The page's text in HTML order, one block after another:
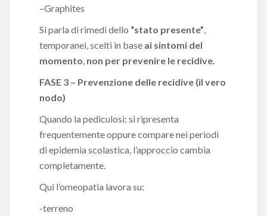
–Graphites
Si parla di rimedi dello “stato presente”,
temporanei, scelti in base ai sintomi del
momento, non per prevenire le recidive.
FASE 3 – Prevenzione delle recidive (il vero
nodo)
Quando la pediculosi: si ripresenta
frequentemente oppure compare nei periodi
di epidemia scolastica, l’approccio cambia
completamente.
Qui l’omeopatia lavora su:
-terreno